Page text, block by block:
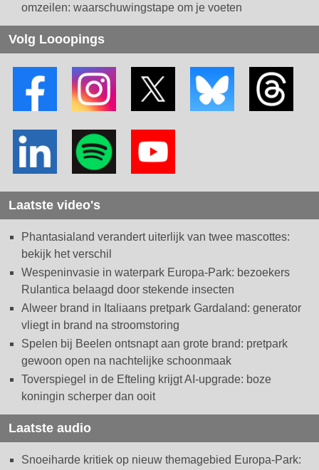
omzeilen: waarschuwingstape om je voeten
Volg Looopings
Laatste video's
Phantasialand verandert uiterlijk van twee mascottes:
bekijk het verschil
Wespeninvasie in waterpark Europa-Park: bezoekers
Rulantica belaagd door stekende insecten
Alweer brand in Italiaans pretpark Gardaland: generator
vliegt in brand na stroomstoring
Spelen bij Beelen ontsnapt aan grote brand: pretpark
gewoon open na nachtelijke schoonmaak
Toverspiegel in de Efteling krijgt AI-upgrade: boze
koningin scherper dan ooit
Laatste audio
Snoeiharde kritiek op nieuw themagebied Europa-Park: